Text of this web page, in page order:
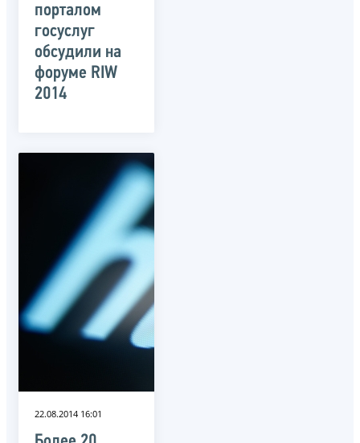
порталом
госуслуг
обсудили на
форуме RIW
2014
22.08.2014 16:01